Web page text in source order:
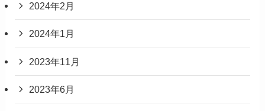
2024年2月
2024年1月
2023年11月
2023年6月